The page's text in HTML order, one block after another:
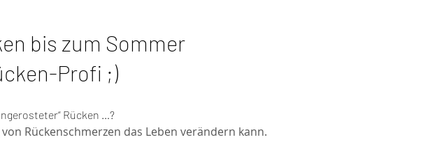
bis zum Sommer
Profi ;)
Rücken …?
Rückenschmerzen das Leben verändern kann.